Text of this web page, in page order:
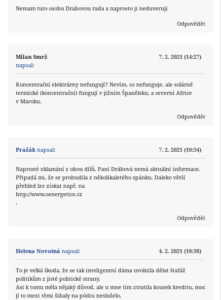
Nemam tuto osobu Drabovou rada a naprosto ji neduveruji
Odpovědět
Milan Smrž
napsal:
7. 2. 2021 (14:27)
Koncentrační elektrárny nefungují? Nevím, co nefunguje, ale solárně
termické (koncentrační) fungují v jižním Španělsku, a severní Africe
v Maroku.
Odpovědět
Pražák napsal: 7. 2. 2021 (10:34)
Naprosté zklamání z obou dílů. Paní Drábová nemá aktuální informace.
Připadá mi, že se probudila z několikaletého spánku. Daleko větší
přehled lze získat např. na
http://www.oenergetice.cz
.
Odpovědět
Helena Novotná napsal: 4. 2. 2021 (18:38)
To je velká škoda, že se tak inteligentní dáma uvolnila dělat štafáž
politikům z jisté politické strany.
Asi k tomu měla nějaký důvod, ale u mne tím ztratila kousek kreditu, moc
jí to mezi těmi šibaly na pódiu neslušelo.